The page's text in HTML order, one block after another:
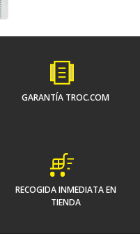
GARANTÍA TROC.COM
RECOGIDA INMEDIATA EN
TIENDA